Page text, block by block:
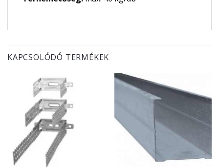
KAPCSOLÓDÓ TERMÉKEK